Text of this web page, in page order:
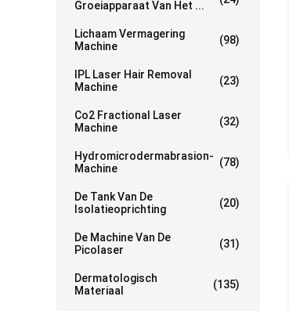
Groeiapparaat Van Het ...
Lichaam Vermagering
Machine
(98)
IPL Laser Hair Removal
Machine
(23)
Co2 Fractional Laser
Machine
(32)
Hydromicrodermabrasion-
Machine
(78)
De Tank Van De
Isolatieoprichting
(20)
De Machine Van De
Picolaser
(31)
Dermatologisch
Materiaal
(135)